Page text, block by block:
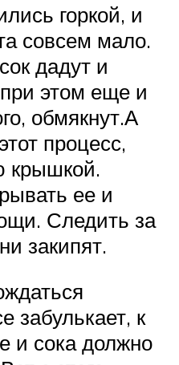
горкой, и
совсем мало.
дадут и
этом еще и
обмякнут.А
процесс,
крышкой.
ее и
Следить за
закипят.
забулькает, к
и сока должно